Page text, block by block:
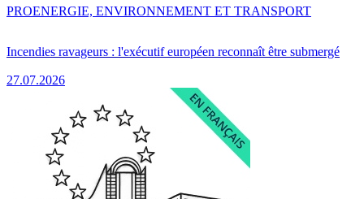
Incendies ravageurs : l'exécutif européen reconnaît être submergé
27.07.2026
PROENERGIE, ENVIRONNEMENT ET TRANSPORT